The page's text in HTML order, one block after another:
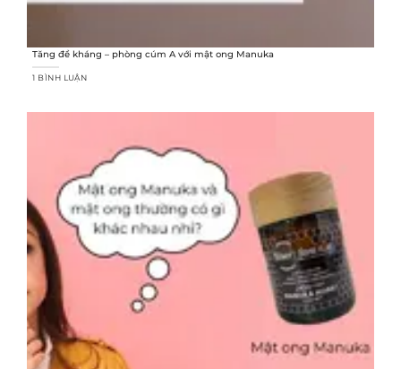
Tăng đề kháng – phòng cúm A với mật ong Manuka
1 BÌNH LUẬN